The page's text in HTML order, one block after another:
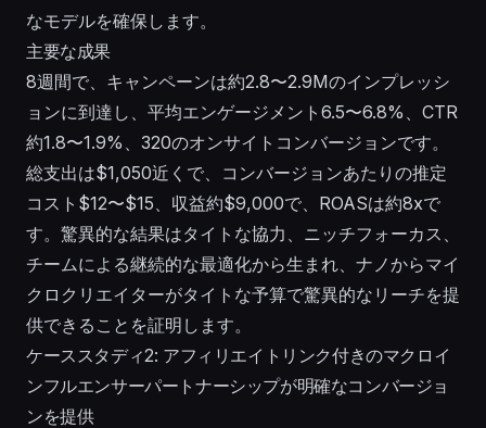
なモデルを確保します。
主要な成果
8週間で、キャンペーンは約2.8〜2.9Mのインプレッシ
ョンに到達し、平均エンゲージメント6.5〜6.8%、CTR
約1.8〜1.9%、320のオンサイトコンバージョンです。
総支出は$1,050近くで、コンバージョンあたりの推定
コスト$12〜$15、収益約$9,000で、ROASは約8xで
す。驚異的な結果はタイトな協力、ニッチフォーカス、
チームによる継続的な最適化から生まれ、ナノからマイ
クロクリエイターがタイトな予算で驚異的なリーチを提
供できることを証明します。
ケーススタディ2: アフィリエイトリンク付きのマクロイ
ンフルエンサーパートナーシップが明確なコンバージョ
ンを提供